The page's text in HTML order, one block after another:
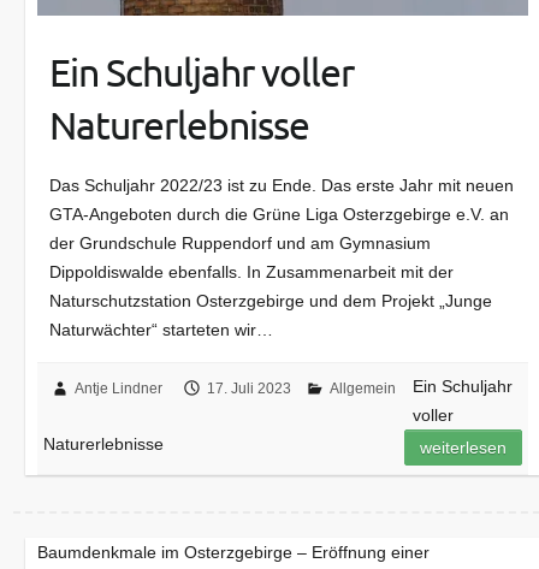
Ein Schuljahr voller
Naturerlebnisse
Das Schuljahr 2022/23 ist zu Ende. Das erste Jahr mit neuen
GTA-Angeboten durch die Grüne Liga Osterzgebirge e.V. an
der Grundschule Ruppendorf und am Gymnasium
Dippoldiswalde ebenfalls. In Zusammenarbeit mit der
Naturschutzstation Osterzgebirge und dem Projekt „Junge
Naturwächter“ starteten wir…
Antje Lindner 17. Juli 2023 Allgemein
Ein Schuljahr
voller
Naturerlebnisse
weiterlesen
Baumdenkmale im Osterzgebirge – Eröffnung einer